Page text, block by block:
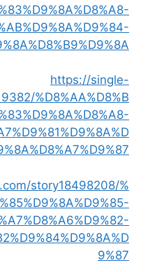
https://single-
%D8%AA%D8%B
story18498208/%
9%87